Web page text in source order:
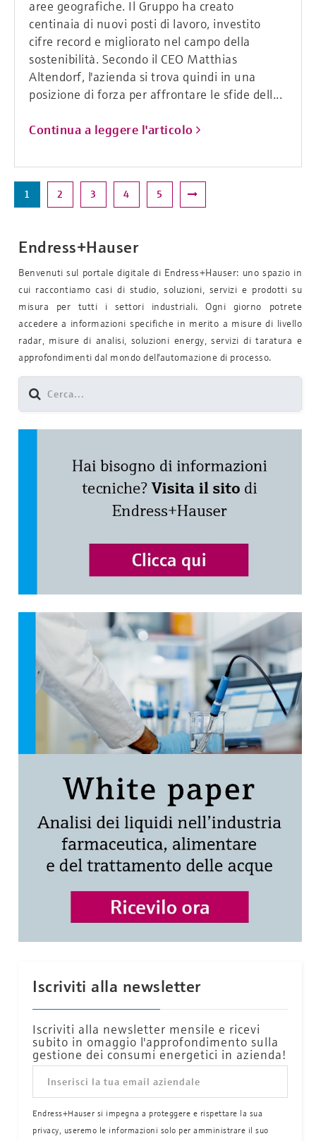
aree geografiche. Il Gruppo ha creato
centinaia di nuovi posti di lavoro, investito
cifre record e migliorato nel campo della
sostenibilità. Secondo il CEO Matthias
Altendorf, l'azienda si trova quindi in una
posizione di forza per affrontare le sfide dell...
Continua a leggere l'articolo
1 2 3 4 5
Endress+Hauser
Benvenuti sul portale digitale di Endress+Hauser: uno spazio in
cui raccontiamo casi di studio, soluzioni, servizi e prodotti su
misura per tutti i settori industriali. Ogni giorno potrete
accedere a informazioni specifiche in merito a misure di livello
radar, misure di analisi, soluzioni energy, servizi di taratura e
approfondimenti dal mondo dell'automazione di processo.
Iscriviti alla newsletter
Iscriviti alla newsletter mensile e ricevi
subito in omaggio l'approfondimento sulla
gestione dei consumi energetici in azienda!
Endress+Hauser si impegna a proteggere e rispettare la sua
privacy, useremo le informazioni solo per amministrare il suo